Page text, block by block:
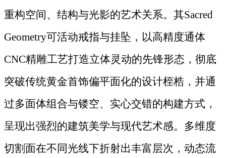
重构空间、结构与光影的艺术关系。其Sacred
Geometry可活动戒指与挂坠，以高精度通体
CNC精雕工艺打造立体灵动的先锋形态，彻底
突破传统黄金首饰偏平面化的设计桎梏，并通
过多面体组合与镂空、实心交错的构建方式，
呈现出强烈的建筑美学与现代艺术感。多维度
切割面在不同光线下折射出丰富层次，动态流